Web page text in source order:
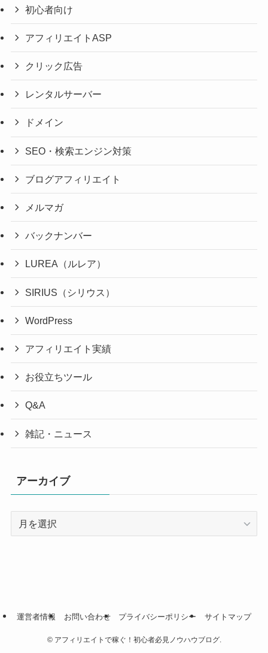
初心者向け
アフィリエイトASP
クリック広告
レンタルサーバー
ドメイン
SEO・検索エンジン対策
ブログアフィリエイト
メルマガ
バックナンバー
LUREA（ルレア）
SIRIUS（シリウス）
WordPress
アフィリエイト実績
お役立ちツール
Q&A
雑記・ニュース
アーカイブ
運営者情報 お問い合わせ プライバシーポリシー サイトマップ
©アフィリエイトで稼ぐ！初心者必見ノウハウブログ.